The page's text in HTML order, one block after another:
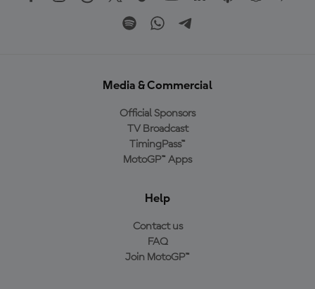
Media & Commercial
Official Sponsors
TV Broadcast
TimingPass™
MotoGP™ Apps
Help
Contact us
FAQ
Join MotoGP™